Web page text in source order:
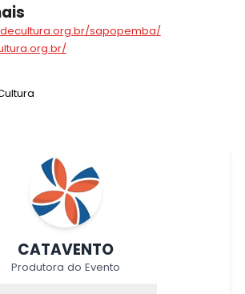
sapopemba/
:
CATAVENTO
Produtora do Evento